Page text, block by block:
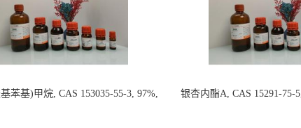
苯基)甲烷, CAS 153035-55-3, 97%,
银杏内酯A, CAS 15291-75-